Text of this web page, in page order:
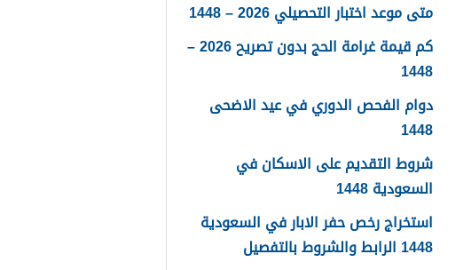
متى موعد اختبار التحصيلي 2026 – 1448
كم قيمة غرامة الحج بدون تصريح 2026 –
1448
دوام الفحص الدوري في عيد الاضحى
1448
شروط التقديم على الاسكان في
السعودية 1448
استخراج رخص حفر الابار في السعودية
1448 الرابط والشروط بالتفصيل